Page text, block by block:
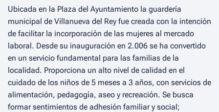
Ubicada en la Plaza del Ayuntamiento la guardería
municipal de Villanueva del Rey fue creada con la intención
de facilitar la incorporación de las mujeres al mercado
laboral. Desde su inauguración en 2.006 se ha convertido
en un servicio fundamental para las familias de la
localidad. Proporciona un alto nivel de calidad en el
cuidado de los niños de 5 meses a 3 años, con servicios de
alimentación, pedagogía, aseo y recreación. Se busca
formar sentimientos de adhesión familiar y social;